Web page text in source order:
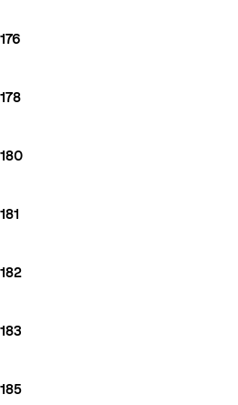
176
178
180
181
182
183
185